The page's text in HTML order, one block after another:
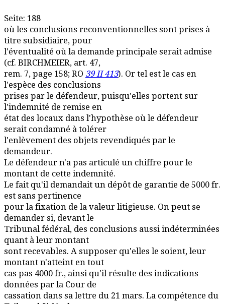
Seite: 188
où les conclusions reconventionnelles sont prises à
titre subsidiaire, pour
l'éventualité où la demande principale serait admise
(cf. BIRCHMEIER, art. 47,
rem. 7, page 158; RO 39 II 413). Or tel est le cas en
l'espèce des conclusions
prises par le défendeur, puisqu'elles portent sur
l'indemnité de remise en
état des locaux dans l'hypothèse où le défendeur
serait condamné à tolérer
l'enlèvement des objets revendiqués par le
demandeur.
Le défendeur n'a pas articulé un chiffre pour le
montant de cette indemnité.
Le fait qu'il demandait un dépôt de garantie de 5000 fr.
est sans pertinence
pour la fixation de la valeur litigieuse. On peut se
demander si, devant le
Tribunal fédéral, des conclusions aussi indéterminées
quant à leur montant
sont recevables. A supposer qu'elles le soient, leur
montant n'atteint en tout
cas pas 4000 fr., ainsi qu'il résulte des indications
données par la Cour de
cassation dans sa lettre du 21 mars. La compétence du